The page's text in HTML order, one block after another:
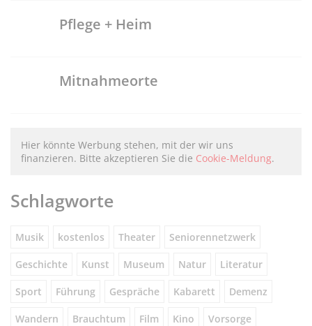
Pflege + Heim
Mitnahmeorte
Hier könnte Werbung stehen, mit der wir uns
finanzieren. Bitte akzeptieren Sie die Cookie-Meldung.
Schlagworte
Musik kostenlos Theater Seniorennetzwerk
Geschichte Kunst Museum Natur Literatur
Sport Führung Gespräche Kabarett Demenz
Wandern Brauchtum Film Kino Vorsorge